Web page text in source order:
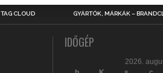
TAG CLOUD GYÁRTÓK, MÁRKÁK –
IDŐGÉP
2026.